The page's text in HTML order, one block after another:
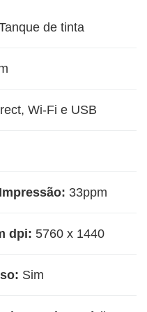
de tinta
Wi-Fi e USB
33ppm
dpi: 5760 x 1440
Sim